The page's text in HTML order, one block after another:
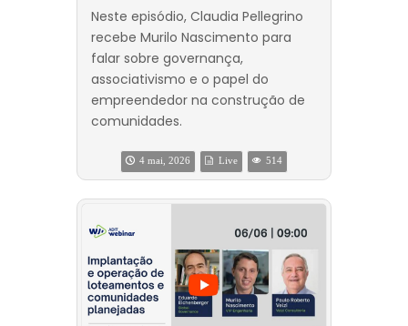
Neste episódio, Claudia Pellegrino
recebe Murilo Nascimento para
falar sobre governança,
associativismo e o papel do
empreendedor na construção de
comunidades.
4 mai, 2026 Live 514